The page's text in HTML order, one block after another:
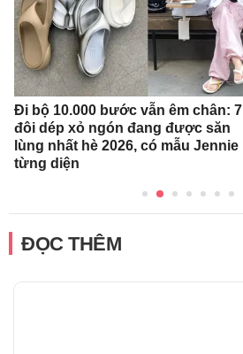
Đi bộ 10.000 bước vẫn êm chân: 7
đôi dép xỏ ngón đang được săn
lùng nhất hè 2026, có mẫu Jennie
từng diện
ĐỌC THÊM